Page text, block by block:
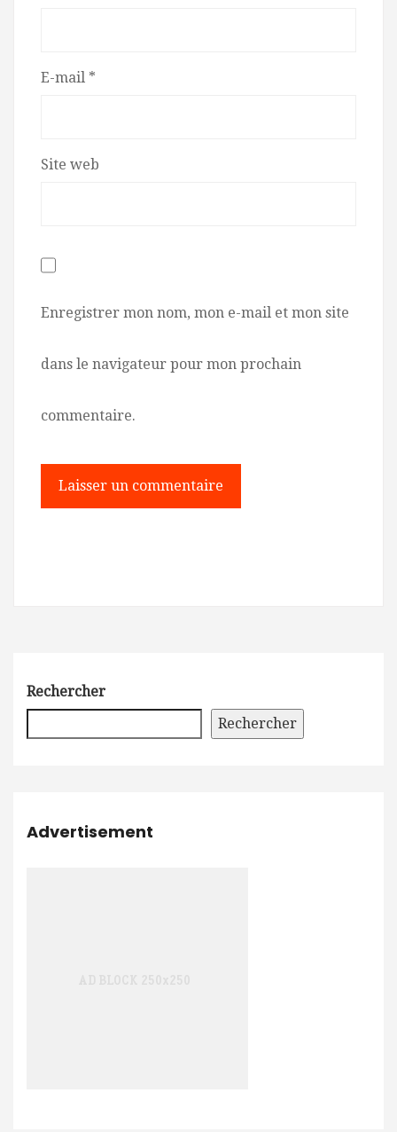
E-mail *
Site web
Enregistrer mon nom, mon e-mail et mon site
dans le navigateur pour mon prochain
commentaire.
Rechercher
Rechercher
Advertisement